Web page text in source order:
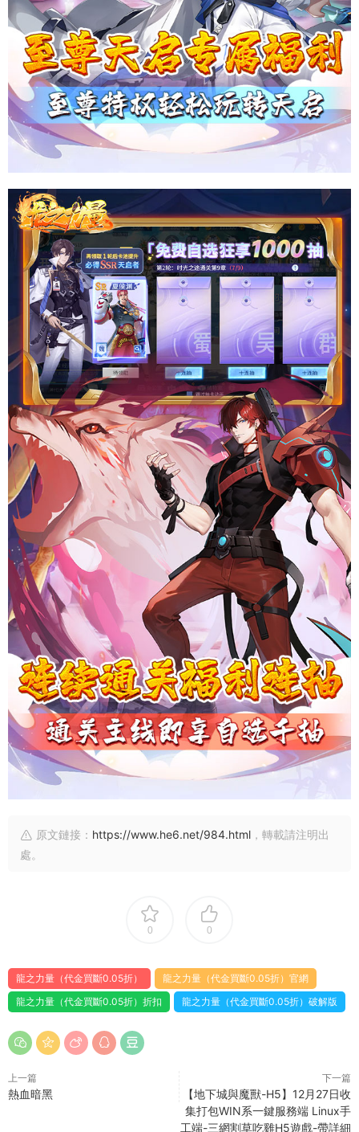
原文鏈接： https://www.he6.net/984.html ，轉載請注明出
處。
0 0
龍之力量（代金買斷0.05折）
龍之力量（代金買斷0.05折）官網
龍之力量（代金買斷0.05折）折扣
龍之力量（代金買斷0.05折）破解版
上一篇
熱血暗黑
下一篇
【地下城與魔獸-H5】12月27日收
集打包WIN系一鍵服務端 Linux手
工端-三網割草吃雞H5遊戲-帶詳細